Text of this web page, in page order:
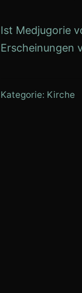
Ist Medjugorie
Erscheinungen
Kategorie: Kirche